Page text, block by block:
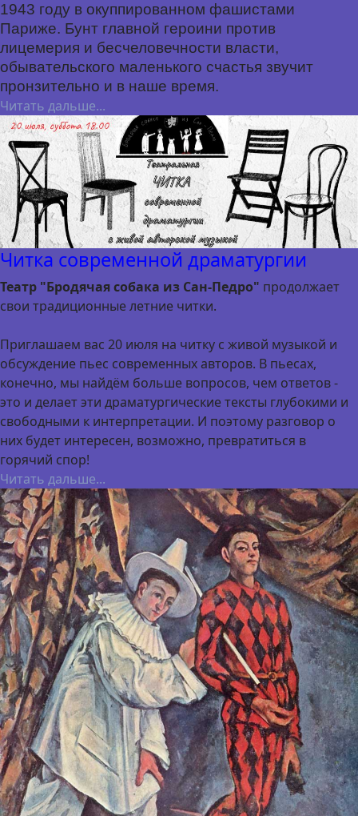
1943 году в окуппированном фашистами
Париже. Бунт главной героини против
лицемерия и бесчеловечности власти,
обывательского маленького счастья звучит
пронзительно и в наше время.
Читать дальше...
Читка современной драматургии
Театр "Бродячая собака из Сан-Педро" продолжает
свои традиционные летние читки.
Приглашаем вас 20 июля на читку с живой музыкой и
обсуждение пьес современных авторов. В пьесах,
конечно, мы найдём больше вопросов, чем ответов -
это и делает эти драматургические тексты глубокими и
свободными к интерпретации. И поэтому разговор о
них будет интересен, возможно, превратиться в
горячий спор!
Читать дальше...